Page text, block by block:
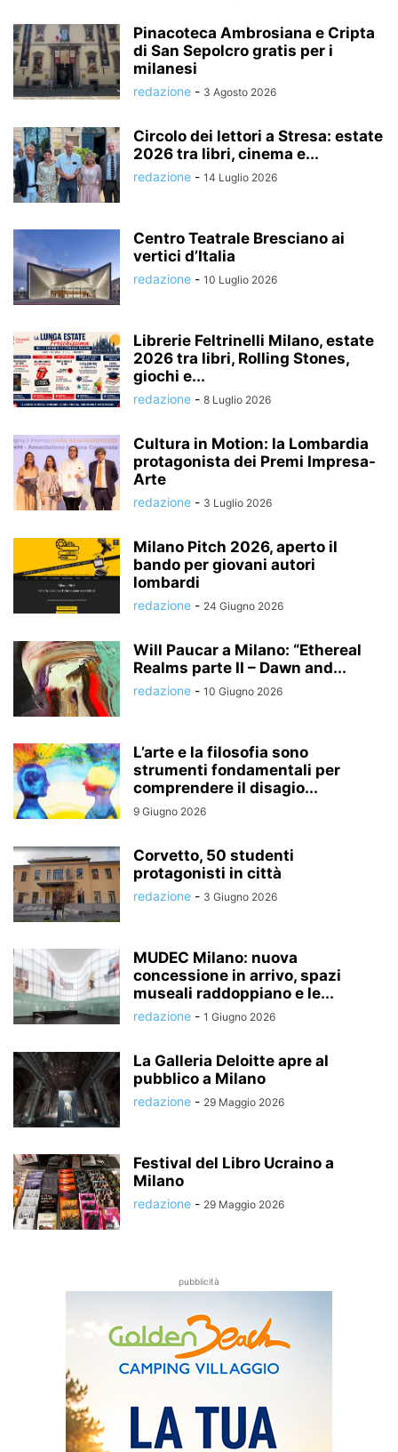
Pinacoteca Ambrosiana e Cripta
di San Sepolcro gratis per i
milanesi
redazione - 3 Agosto 2026
Circolo dei lettori a Stresa: estate
2026 tra libri, cinema e...
redazione - 14 Luglio 2026
Centro Teatrale Bresciano ai
vertici d’Italia
redazione - 10 Luglio 2026
Librerie Feltrinelli Milano, estate
2026 tra libri, Rolling Stones,
giochi e...
redazione - 8 Luglio 2026
Cultura in Motion: la Lombardia
protagonista dei Premi Impresa-
Arte
redazione - 3 Luglio 2026
Milano Pitch 2026, aperto il
bando per giovani autori
lombardi
redazione - 24 Giugno 2026
Will Paucar a Milano: “Ethereal
Realms parte II – Dawn and...
redazione - 10 Giugno 2026
L’arte e la filosofia sono
strumenti fondamentali per
comprendere il disagio...
9 Giugno 2026
Corvetto, 50 studenti
protagonisti in città
redazione - 3 Giugno 2026
MUDEC Milano: nuova
concessione in arrivo, spazi
museali raddoppiano e le...
redazione - 1 Giugno 2026
La Galleria Deloitte apre al
pubblico a Milano
redazione - 29 Maggio 2026
Festival del Libro Ucraino a
Milano
redazione - 29 Maggio 2026
pubblicità